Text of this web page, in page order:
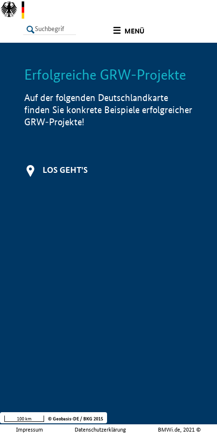
MENÜ
LISTE Info
Erfolgreiche GRW-Projekte
Auf der folgenden Deutschlandkarte
finden Sie konkrete Beispiele erfolgreicher
GRW-Projekte!
LOS GEHT'S
Impressum Datenschutzerklärung BMWi.de, 2021 ©
100 km © Geobasis-DE / BKG 2015